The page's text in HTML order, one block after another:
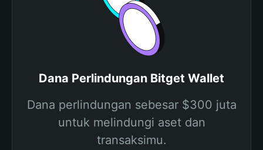
Dana Perlindungan Bitget Wallet
Dana perlindungan sebesar $300 juta
untuk melindungi aset dan
transaksimu.